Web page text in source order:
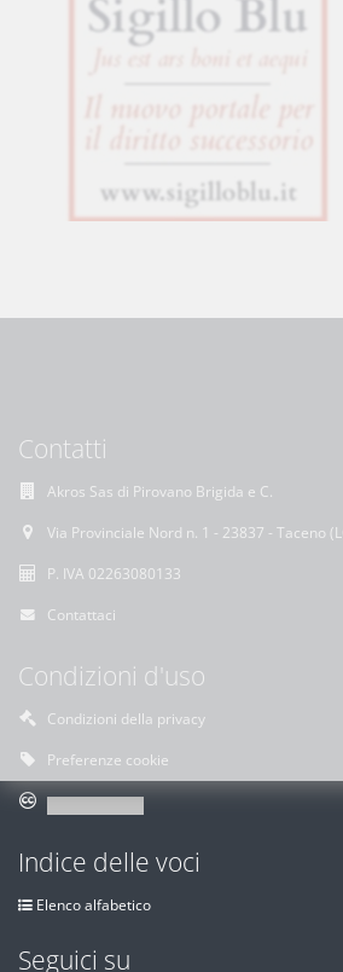
Contatti
Akros Sas di Pirovano Brigida e C.
Via Provinciale Nord n. 1 - 23837 - Taceno
P. IVA 02263080133
Contattaci
Condizioni d'uso
Condizioni della privacy
Preferenze cookie
Indice delle voci
Elenco alfabetico
Seguici su